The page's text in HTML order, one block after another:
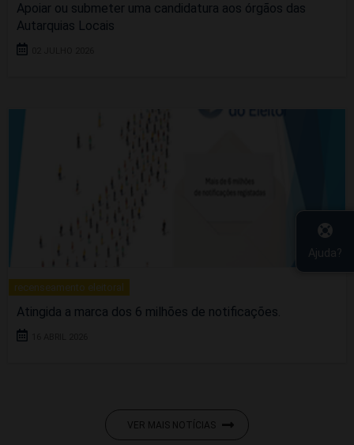
Ajuda?
Apoiar ou submeter uma candidatura aos órgãos das
Autarquias Locais
recenseamento eleitoral
Atingida a marca dos 6 milhões de notificações.
VER MAIS NOTÍCIAS